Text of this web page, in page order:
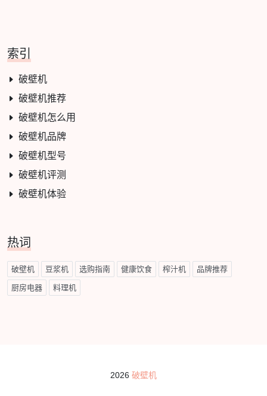
索引
破壁机
破壁机推荐
破壁机怎么用
破壁机品牌
破壁机型号
破壁机评测
破壁机体验
热词
破壁机 豆浆机 选购指南 健康饮食 榨汁机 品牌推荐
厨房电器 料理机
2026 破壁机